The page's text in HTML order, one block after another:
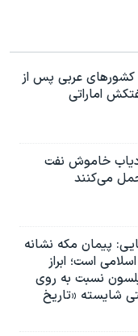
عربی پس از
اماراتی
ردیاب خاموش نفت
می‌کنند
پیمان مکه نشانه
است؛ ابراز
نسبت به روی
شایسته «تاریخ